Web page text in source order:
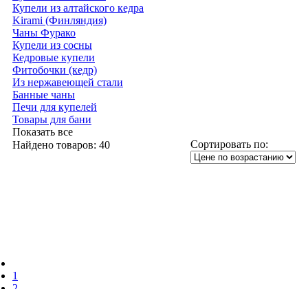
Купели из алтайского кедра
Kirami (Финляндия)
Чаны Фурако
Купели из сосны
Кедровые купели
Фитобочки (кедр)
Из нержавеющей стали
Банные чаны
Печи для купелей
Товары для бани
Показать все
Найдено товаров: 40 Сортировать по:
1